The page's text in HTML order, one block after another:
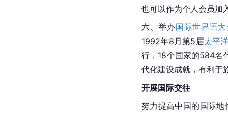
也可以作为个人会员加
六、举办国际世界语
1992年8月第5届太平
行，18个国家的584名
代化建设成就，有利于
开展国际交往
努力提高中国的国际地